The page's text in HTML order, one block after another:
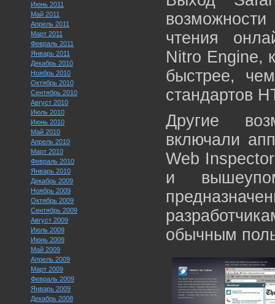
Июнь 2011
Май 2011
Апрель 2011
Март 2011
Февраль 2011
Январь 2011
Декабрь 2010
Ноябрь 2010
Октябрь 2010
Сентябрь 2010
Август 2010
Июль 2010
Июнь 2010
Май 2010
Апрель 2010
Март 2010
Февраль 2010
Январь 2010
Декабрь 2009
Ноябрь 2009
Октябрь 2009
Сентябрь 2009
Август 2009
Июль 2009
Июнь 2009
Май 2009
Апрель 2009
Март 2009
Февраль 2009
Январь 2009
Декабрь 2008
чтения
Nitro Engine,
быстрее,
стандартов
Другие
включали
Web
и
обычным